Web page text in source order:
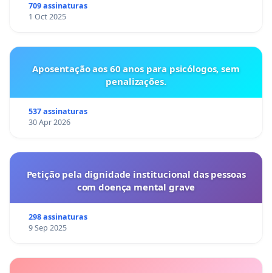
709 assinaturas
1 Oct 2025
Aposentação aos 60 anos para psicólogos, sem
penalizações.
537 assinaturas
30 Apr 2026
Petição pela dignidade institucional das pessoas
com doença mental grave
298 assinaturas
9 Sep 2025